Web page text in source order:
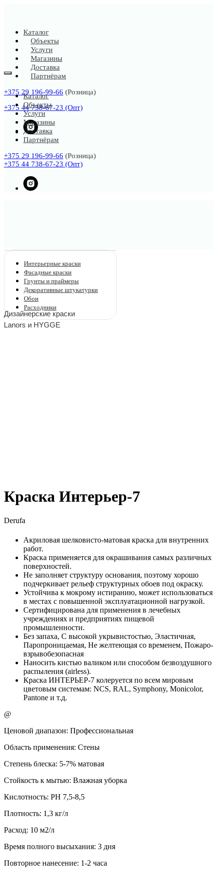
Каталог
Объекты
Услуги
Магазины
Доставка
Партнёрам
+375 29 196-99-66 (Розница)
+375 44 738-67-23 (Опт)
Каталог
Объекты
Услуги
Магазины
Доставка
Партнёрам
+375 29 196-99-66 (Розница)
+375 44 738-67-23 (Опт)
Дизайнерские краски
Lanors и HYGGE
Интерьерные краски
Фасадные краски
Грунты и праймеры
Декоративные штукатурки
Обои
Расходники
Краска Интерьер-7
Derufa
Акриловая шелковисто-матовая краска для внутренних
работ.
Краска применяется для окрашивания самых различных
поверхностей.
Не заполняет структуру основания, поэтому хорошо
подчеркивает рельеф структурных обоев под окраску.
Устойчива к мокрому истиранию, может использоваться
в местах с повышенной эксплуатационной нагрузкой.
Сертифицирована для применения в лечебных
учреждениях и предприятиях пищевой
промышленности.
Без запаха, С высокой укрывистостью, Эластичная,
Паропроницаемая, Не желтеющая со временем, Пожаро-
взрывобезопасная
Наносить кистью валиком или способом безвоздушного
распыления (airless).
Краска ИНТЕРЬЕР-7 колеруется по всем мировым
цветовым системам: NCS, RAL, Symphony, Monicolor,
Pantone и т.д.
@
Ценовой диапазон: Профессиональная
Область применения: Стены
Степень блеска: 5-7% матовая
Стойкость к мытью: Влажная уборка
Кислотность: РН 7,5-8,5
Плотность: 1,3 кг/л
Расход: 10 м2/л
Время полного высыхания: 3 дня
Повторное нанесение: 1-2 часа